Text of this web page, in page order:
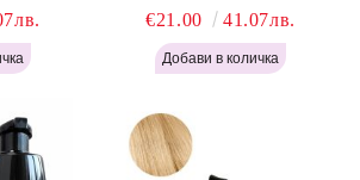
Expert Woman Dark Brown
400 мл
€21.00 41.07лв.